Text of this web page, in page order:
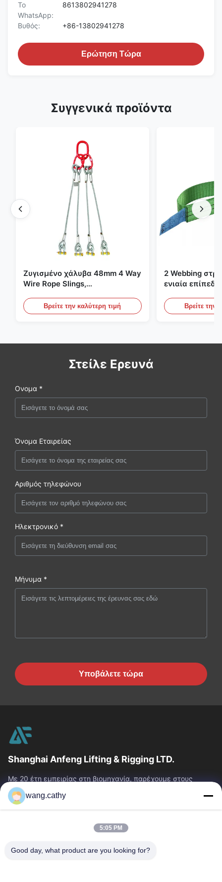
Το
WhatsApp:
8613802941278
Βυθός: +86-13802941278
Ερώτηση Τώρα
Συγγενικά προϊόντα
Ζυγισμένο χάλυβα 48mm 4 Way
Wire Rope Slings,
Βρείτε την καλύτερη τιμή
2 Webbing
ενιαία
ανυψωτικές
Βρείτε την
Στείλε Ερευνά
Ονομα *
Όνομα Εταιρείας
Αριθμός τηλεφώνου
Ηλεκτρονικό *
Μήνυμα *
Υποβάλετε τώρα
Shanghai Anfeng Lifting & Rigging LTD.
Με 20 έτη εμπειρίας στη βιομηχανία, παρέχουμε στους
πελάτες μας το ασφάλιστρο που ανυψώνει & που εξοπλίζει
τα προϊόντα και τις...
Γρήγοροι Σύνδεσμοι
Προϊόντα
Βίντεο
Περίπου Εμείς
wang.cathy
5:05 PM
Good day, what product are you looking for?